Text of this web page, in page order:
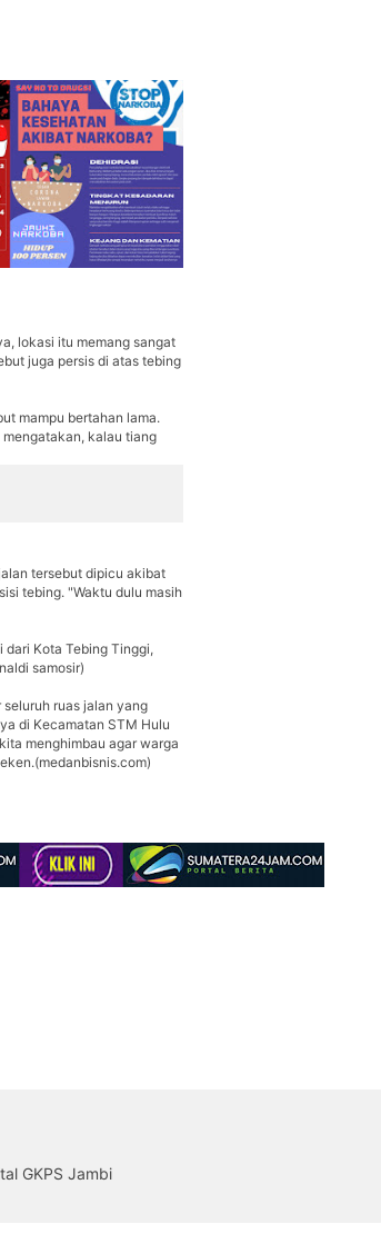
lokasi itu memang sangat
juga persis di atas tebing
mampu bertahan lama.
kalau tiang
tersebut dipicu akibat
tebing. "Waktu dulu masih
dari Kota Tebing Tinggi,
samosir)
ruas jalan yang
di Kecamatan STM Hulu
menghimbau agar warga
GKPS Jambi